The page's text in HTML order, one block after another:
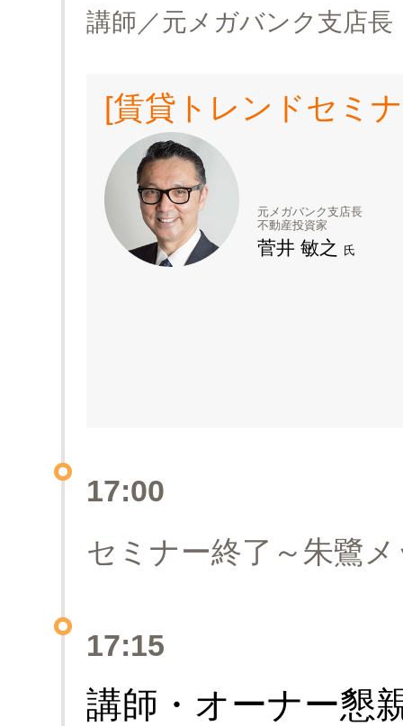
講師／元メガバンク支店
[賃貸トレンドセミ
元メガバンク支店長
不動産投資家
菅井 敏之 氏
17:00
セミナー終了～朱鷺
17:15
講師・オーナー懇